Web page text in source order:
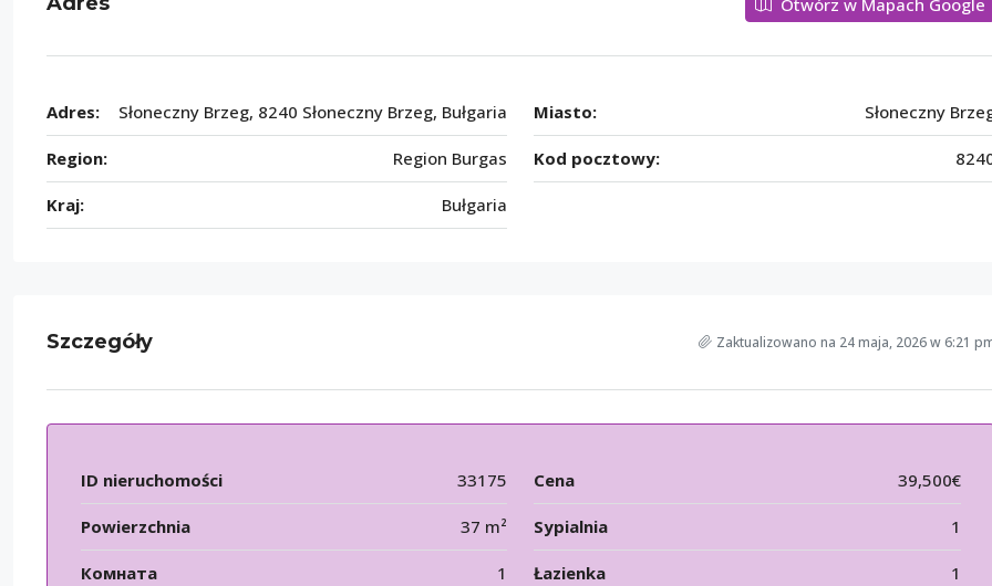
Adres: Słoneczny Brzeg, 8240 Słoneczny Brzeg, Bułgaria Miasto: Słoneczny
Region: Region Burgas Kod pocztowy:
Kraj: Bułgaria
Szczegóły Zaktualizowano na 24 maja, 2026 w 6:21
ID nieruchomości 33175 Cena 39,500€
Powierzchnia 37 m² Sypialnia 1
Комната 1 Łazienka 1